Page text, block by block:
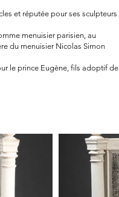
et réputée pour ses sculpteurs
menuisier parisien, au
du menuisier Nicolas Simon
le prince Eugène, fils adoptif de